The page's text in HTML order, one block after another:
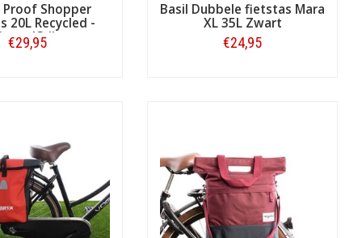
Proof Shopper
20L Recycled -
Grijs
€29,95
Basil Dubbele fietstas Mara
XL 35L Zwart
€24,95